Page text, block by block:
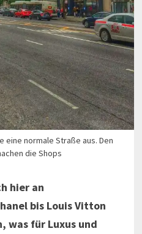
eine normale Straße aus. Den
die Shops
hier an
bis Louis Vitton
was für Luxus und